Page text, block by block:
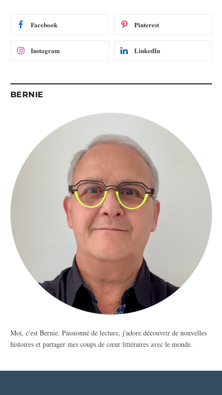
Facebook Pinterest
Instagram LinkedIn
BERNIE
Moi, c'est Bernie. Passionné de lecture, j'adore découvrir de nouvelles
histoires et partager mes coups de cœur littéraires avec le monde.